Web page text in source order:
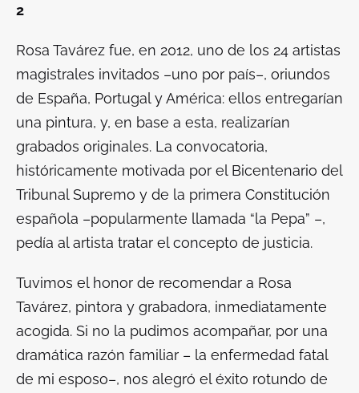
2
Rosa Tavárez fue, en 2012, uno de los 24 artistas
magistrales invitados –uno por país–, oriundos
de España, Portugal y América: ellos entregarían
una pintura, y, en base a esta, realizarían
grabados originales. La convocatoria,
históricamente motivada por el Bicentenario del
Tribunal Supremo y de la primera Constitución
española –popularmente llamada “la Pepa” –,
pedía al artista tratar el concepto de justicia.
Tuvimos el honor de recomendar a Rosa
Tavárez, pintora y grabadora, inmediatamente
acogida. Si no la pudimos acompañar, por una
dramática razón familiar – la enfermedad fatal
de mi esposo–, nos alegró el éxito rotundo de